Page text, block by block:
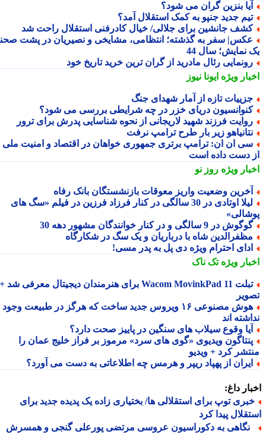
بنزین گران می شود؟
جدید جنپو به کمک استقلال آمد؟
جانشین برای جلالی/ خیال کادرفنی استقلال راحت شد
سفر به گذشته؛ انتظامی، مشایخی و نصیریان در پشت صحنه
نمایش؛ سال 44
رئال مادرید از گران ترین خرید تاریخ خود
ویژهایونا نیوز
تازه از آمار شهدای جنگ
دریای خزر در چه شرایطی بررسی می شود؟
فرزند شهید لاریجانی از نحوه شناسایی پدرش برای ترور
زیر بار طرح ترامپ نرفت
ان ان: ترامپ برتری جمهوری خواهان در اقتصاد و امنیت ملی را
دست داده است
ویژهروز نو
وضعیت واریز معوقات بازنشستگان بانک رفاه
لیلا اوتادی در 30 سالگی در کنار فرزاد فرزین در فیلم «سگ های
در 9 سالگی و در کنار خوانندگان مشهور دهه 30
شاه با درباریان و یک سگ در شکارگاه
احترام ویژه دی پل به پدر مسی!
ویژهتک ناک
تبلت Wacom MovinkPad 11 برای هنرمندان دیجیتال معرفی شد +
هوش مصنوعی ۱۶ ویروس جدید ساخت که هرگز در طبیعت وجود
اند
وقوع سیلاب های سنگین در پاییز صحت دارد؟
ویدیوی «گوی های سرد» مرموز بر فراز خلیج عمان را
کرد + ویدیو
از پهپاد ریپر و هرمس چه اطلاعاتی به دست می آورد؟
داغ:
توپ برای استقلالی ها/ بختیاری زاده یک پدیده جدید برای
پیدا کرد
به دکوراسیون عروسی مرتضی پورعلی گنجی و همسرش